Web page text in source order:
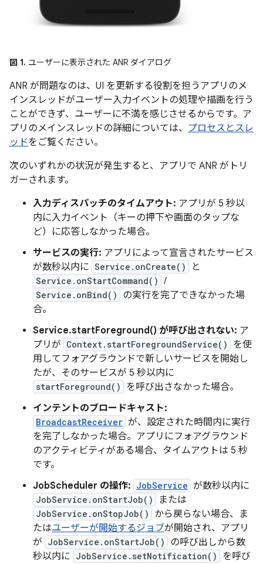
図 1. ユーザーに表示された ANR ダイアログ
ANR が問題なのは、UI を更新する役割を担うアプリのメ
インスレッドがユーザー入力イベントの処理や描画を行う
ことができず、ユーザーに不満を感じさせるからです。ア
プリのメインスレッドの詳細については、 プロセスとスレ
ッドをご覧ください。
次のいずれかの状況が発生すると、アプリで ANR がトリ
ガーされます。
入力ディスパッチのタイムアウト: アプリが 5 秒以
内に入力イベント（キーの押下や画面のタップな
ど）に応答しなかった場合。
サービスの実行: アプリによって宣言されたサービス
が数秒以内に Service.onCreate() と
Service.onStartCommand() /
Service.onBind()
の実行を完了できなかった場
合。
Service.startForeground() が呼び出されない: ア
プリが Context.startForegroundService()
を使
用してフォアグラウンドで新しいサービスを開始し
たが、そのサービスが 5 秒以内に
startForeground()
を呼び出さなかった場合。
インテントのブロードキャスト:
BroadcastReceiver が、設定された時間内に実行
を完了しなかった場合。アプリにフォアグラウンド
のアクティビティがある場合、タイムアウトは 5 秒
です。
JobScheduler の操作: JobService が数秒以内に
JobService.onStartJob() または
JobService.onStopJob()
から戻らない場合、ま
たはユーザーが開始するジョブが開始され、アプリ
が JobService.onStartJob()
の呼び出しから数
秒以内に JobService.setNotification()
を呼び